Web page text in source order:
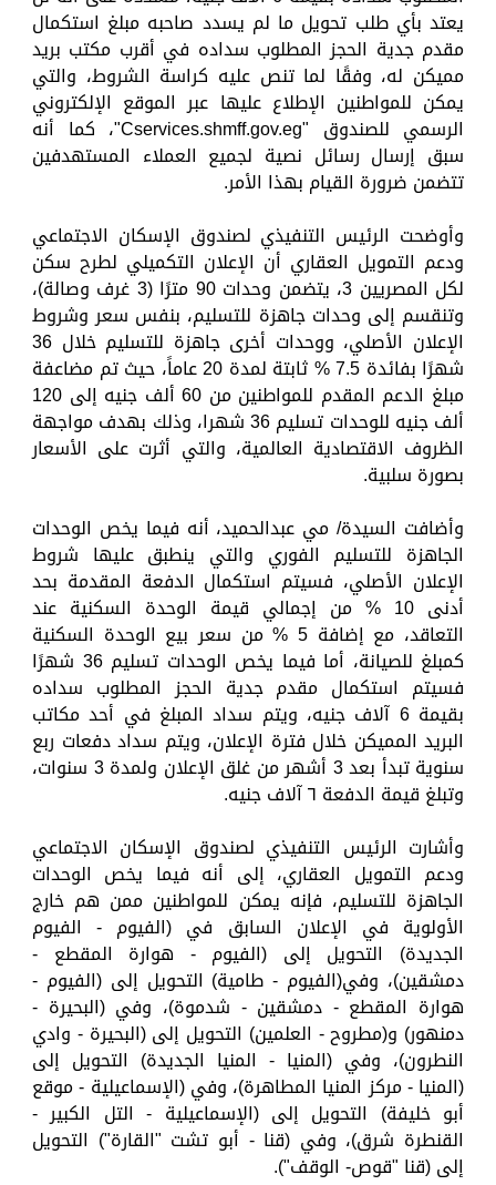
يعتد بأي طلب تحويل ما لم يسدد صاحبه مبلغ استكمال
مقدم جدية الحجز المطلوب سداده في أقرب مكتب بريد
مميكن له، وفقًا لما تنص عليه كراسة الشروط، والتي
يمكن للمواطنين الإطلاع عليها عبر الموقع الإلكتروني
الرسمي للصندوق "Cservices.shmff.gov.eg"، كما أنه
سبق إرسال رسائل نصية لجميع العملاء المستهدفين
تتضمن ضرورة القيام بهذا الأمر.
وأوضحت الرئيس التنفيذي لصندوق الإسكان الاجتماعي
ودعم التمويل العقاري أن الإعلان التكميلي لطرح سكن
لكل المصريين 3، يتضمن وحدات 90 مترًا (3 غرف وصالة)،
وتنقسم إلى وحدات جاهزة للتسليم، بنفس سعر وشروط
الإعلان الأصلي، ووحدات أخرى جاهزة للتسليم خلال 36
شهرًا بفائدة 7.5 % ثابتة لمدة 20 عاماً، حيث تم مضاعفة
مبلغ الدعم المقدم للمواطنين من 60 ألف جنيه إلى 120
ألف جنيه للوحدات تسليم 36 شهرا، وذلك بهدف مواجهة
الظروف الاقتصادية العالمية، والتي أثرت على الأسعار
بصورة سلبية.
وأضافت السيدة/ مي عبدالحميد، أنه فيما يخص الوحدات
الجاهزة للتسليم الفوري والتي ينطبق عليها شروط
الإعلان الأصلي، فسيتم استكمال الدفعة المقدمة بحد
أدنى 10 % من إجمالي قيمة الوحدة السكنية عند
التعاقد، مع إضافة 5 % من سعر بيع الوحدة السكنية
كمبلغ للصيانة، أما فيما يخص الوحدات تسليم 36 شهرًا
فسيتم استكمال مقدم جدية الحجز المطلوب سداده
بقيمة 6 آلاف جنيه، ويتم سداد المبلغ في أحد مكاتب
البريد المميكن خلال فترة الإعلان، ويتم سداد دفعات ربع
سنوية تبدأ بعد 3 أشهر من غلق الإعلان ولمدة 3 سنوات،
وتبلغ قيمة الدفعة ٦ آلاف جنيه.
وأشارت الرئيس التنفيذي لصندوق الإسكان الاجتماعي
ودعم التمويل العقاري، إلى أنه فيما يخص الوحدات
الجاهزة للتسليم، فإنه يمكن للمواطنين ممن هم خارج
الأولوية في الإعلان السابق في (الفيوم - الفيوم
الجديدة) التحويل إلى (الفيوم - هوارة المقطع -
دمشقين)، وفي(الفيوم - طامية) التحويل إلى (الفيوم -
هوارة المقطع - دمشقين - شدموة)، وفي (البحيرة -
دمنهور) و(مطروح - العلمين) التحويل إلى (البحيرة - وادي
النطرون)، وفي (المنيا - المنيا الجديدة) التحويل إلى
(المنيا - مركز المنيا المطاهرة)، وفي (الإسماعيلية - موقع
أبو خليفة) التحويل إلى (الإسماعيلية - التل الكبير -
القنطرة شرق)، وفي (قنا - أبو تشت "القارة") التحويل
إلى (قنا "قوص- الوقف").